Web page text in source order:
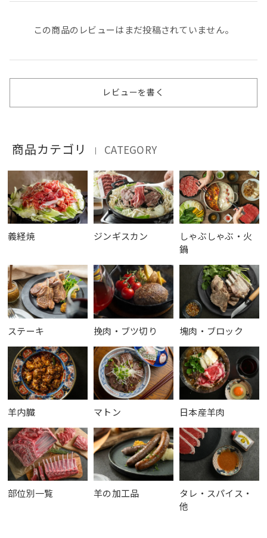
この商品のレビューはまだ投稿されていません。
レビューを書く
商品カテゴリ ｜ CATEGORY
義経焼 ジンギスカン
しゃぶしゃぶ・火
鍋
ステーキ 挽肉・ブツ切り 塊肉・ブロック
羊内臓 マトン 日本産羊肉
部位別一覧 羊の加工品
タレ・スパイス・
他